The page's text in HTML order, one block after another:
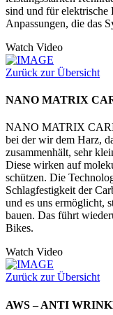
sind und für elektrische
Anpassungen, die das
Watch Video
Zurück zur Übersicht
NANO MATRIX
NANO MATRIX
bei der wir dem Harz,
zusammenhält, sehr
Diese wirken auf
schützen. Die
Schlagfestigkeit der
und es uns ermöglicht,
bauen. Das führt
Bikes.
Watch Video
Zurück zur Übersicht
AWS – ANTI